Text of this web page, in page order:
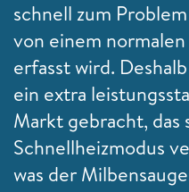
schnell zum
von einem
erfasst wird.
ein extra
Markt gebracht, das
Schnellheizmodus
was der